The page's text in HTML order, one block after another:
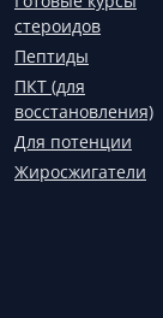
стероидов
Пептиды
ПКТ (для
восстановления)
Для потенции
Жиросжигатели